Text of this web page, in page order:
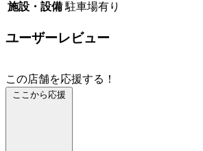
施設・設備 駐車場有り
ユーザーレビュー
この店舗を応援する！
ここから応援